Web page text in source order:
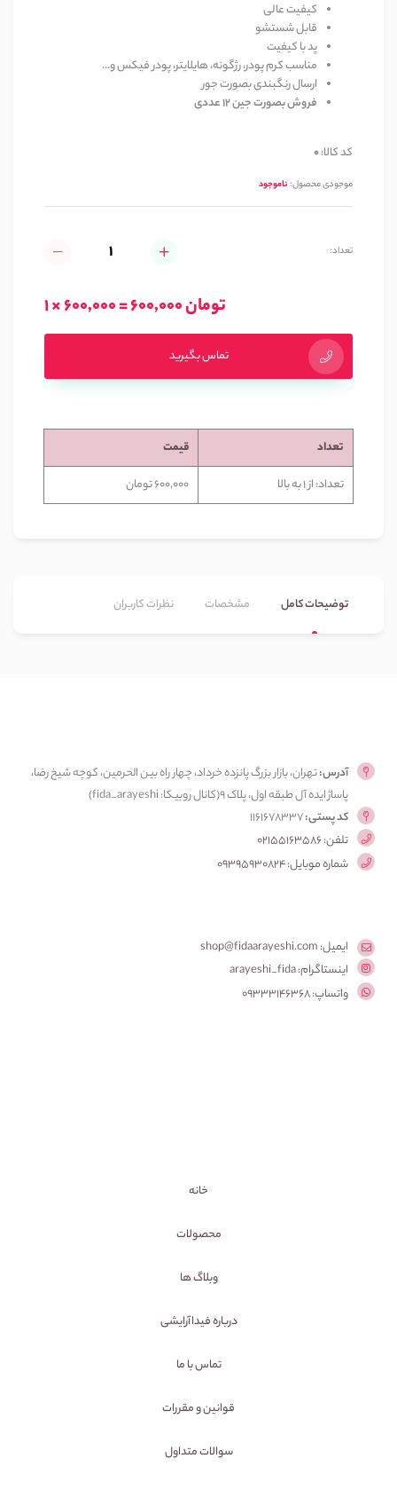
کیفیت عالی
قابل شستشو
پد با کیفیت
مناسب کرم پودر، رژگونه، هایلایتر، پودر فیکس و...
ارسال رنگبندی بصورت جور
فروش بصورت جین 12 عددی
کد کالا:0
موجودی محصول:ناموجود
تعداد:
1 × 600,000 = 600,000 تومان
تماس بگیرید
تعداد
قیمت
تعداد: از 1 به بالا
600,000 تومان
توضیحات کامل مشخصات نظرات کاربران
آدرس:تهران، بازار بزرگ پانزده خرداد، چهار راه بین الحرمین، کوچه شیخ رضا،
پاساژ ایده آل طبقه اول، پلاک ۹(کانال روبیکا: fida_arayeshi)
کد پستی:1161678337
تلفن: 02155163586
شماره موبایل: 09395930824
ایمیل: shop@fidaarayeshi.com
اینستاگرام: arayeshi_fida
واتساپ: 09333146368
خانه
محصولات
وبلاگ ها
درباره فیداآرایشی
تماس با ما
قوانین و مقررات
سوالات متداول